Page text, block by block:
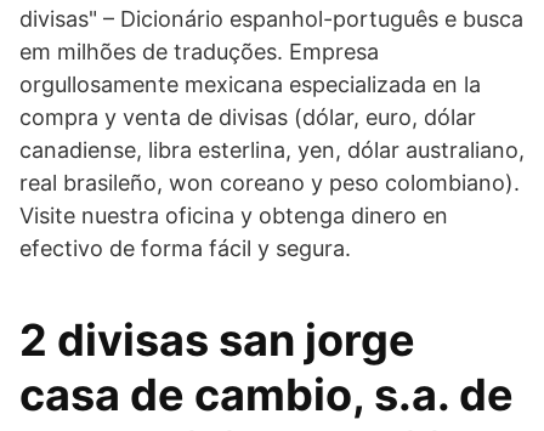
divisas" – Dicionário espanhol-português e busca
em milhões de traduções. Empresa
orgullosamente mexicana especializada en la
compra y venta de divisas (dólar, euro, dólar
canadiense, libra esterlina, yen, dólar australiano,
real brasileño, won coreano y peso colombiano).
Visite nuestra oficina y obtenga dinero en
efectivo de forma fácil y segura.
2 divisas san jorge
casa de cambio, s.a. de